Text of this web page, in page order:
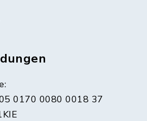
0170 0080 0018 37